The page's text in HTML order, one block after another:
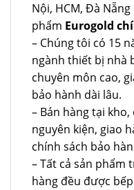
Nội, HCM, Đà
phẩm Eurogold
– Chúng tôi có 15
ngành thiết bị nhà
chuyên môn cao,
bảo hành dài lâu.
– Bán hàng tại
nguyên kiện, giao
chính sách bảo
– Tất cả sản phẩm
hàng đều được